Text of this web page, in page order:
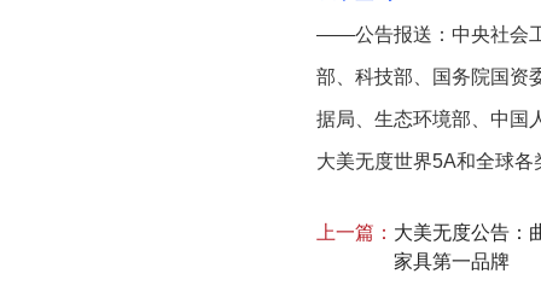
——公告报送：中央社会
部、科技部、国务院国资
据局、生态环境部、中国
大美无度世界5A和全球各
上一篇： 大美无度公告：
家具第一品牌